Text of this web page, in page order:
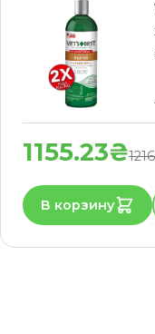
1155.23₴
В корзину